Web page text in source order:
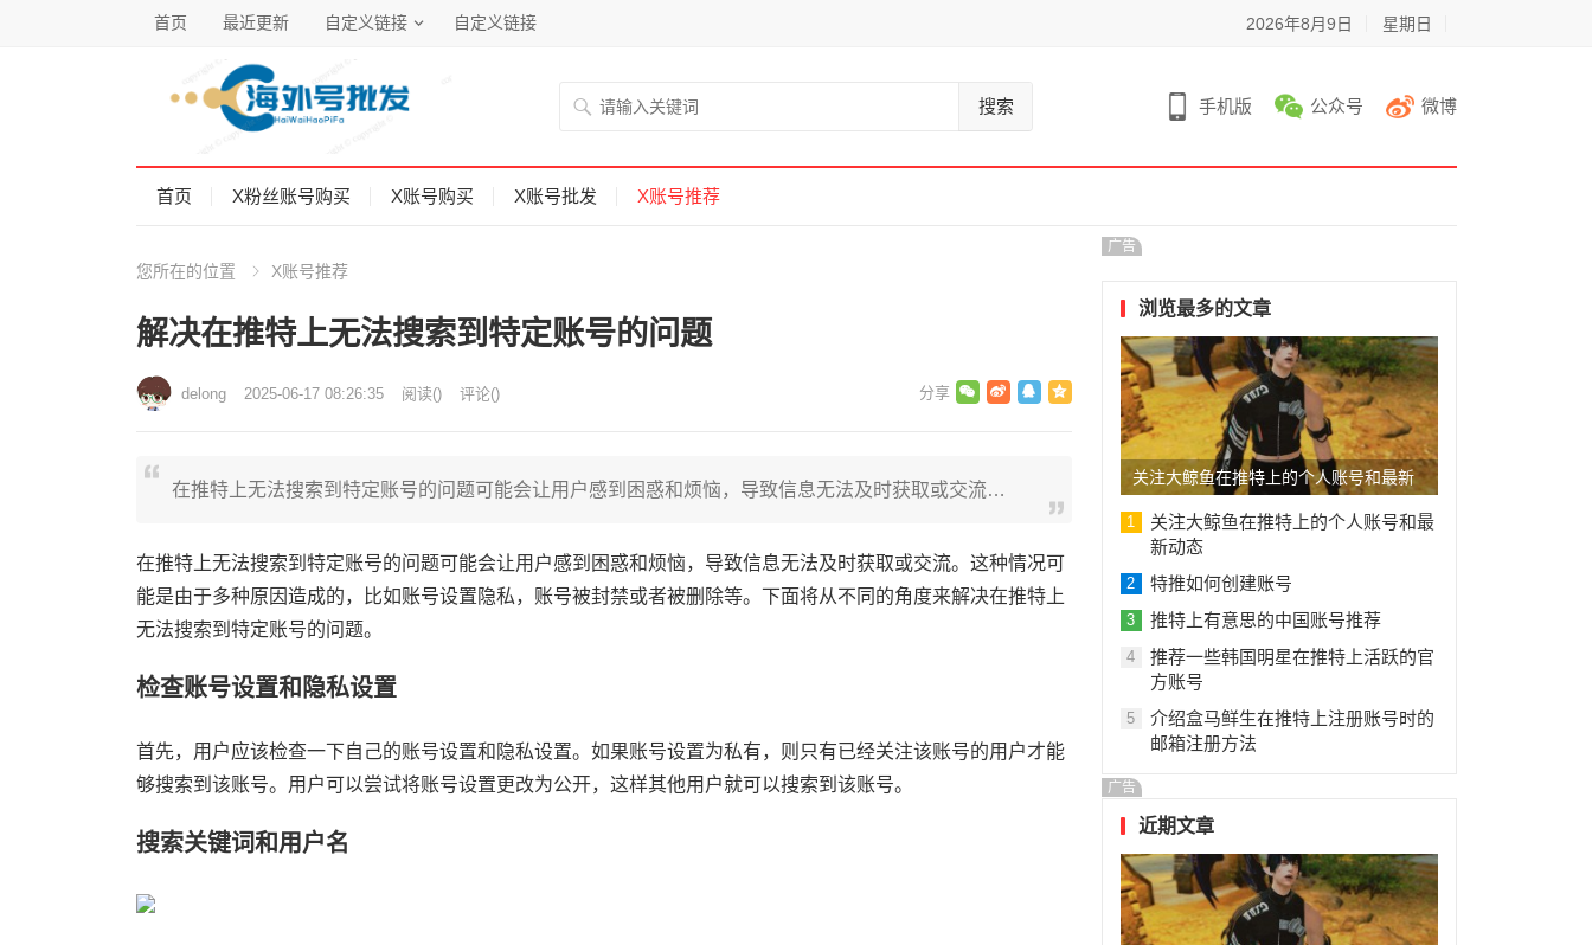
首页 最近更新 自定义链接 自定义链接 2026年8月9日 星期日
搜索 手机版 公众号 微博
首页 X粉丝账号购买 X账号购买 X账号批发 X账号推荐
您所在的位置 X账号推荐
解决在推特上无法搜索到特定账号的问题
delong 2025-06-17 08:26:35 阅读() 评论()
在推特上无法搜索到特定账号的问题可能会让用户感到困惑和烦恼，导致信息无法及时获取或交流…
在推特上无法搜索到特定账号的问题可能会让用户感到困惑和烦恼，导致信息无法及时获取或交流。这种情况可
能是由于多种原因造成的，比如账号设置隐私，账号被封禁或者被删除等。下面将从不同的角度来解决在推特上
无法搜索到特定账号的问题。
检查账号设置和隐私设置
首先，用户应该检查一下自己的账号设置和隐私设置。如果账号设置为私有，则只有已经关注该账号的用户才能
够搜索到该账号。用户可以尝试将账号设置更改为公开，这样其他用户就可以搜索到该账号。
搜索关键词和用户名
广告
浏览最多的文章
关注大鲸鱼在推特上的个人账号和最新
动态
1
关注大鲸鱼在推特上的个人账号和最
新动态
2 特推如何创建账号
3 推特上有意思的中国账号推荐
4
推荐一些韩国明星在推特上活跃的官
方账号
5
介绍盒马鲜生在推特上注册账号时的
邮箱注册方法
广告
近期文章